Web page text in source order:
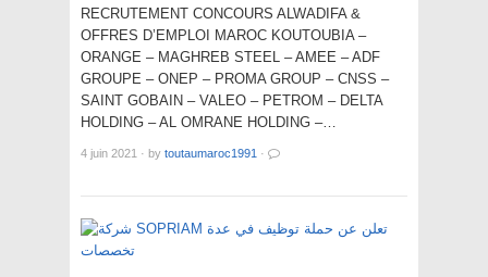
RECRUTEMENT CONCOURS ALWADIFA &
OFFRES D’EMPLOI MAROC KOUTOUBIA –
ORANGE – MAGHREB STEEL – AMEE – ADF
GROUPE – ONEP – PROMA GROUP – CNSS –
SAINT GOBAIN – VALEO – PETROM – DELTA
HOLDING – AL OMRANE HOLDING –…
4 juin 2021 · by toutaumaroc1991 ·